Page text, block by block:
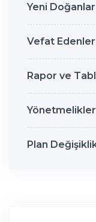
Yeni Doğanlar
Vefat Edenler
Rapor ve
Yönetmelikler
Plan